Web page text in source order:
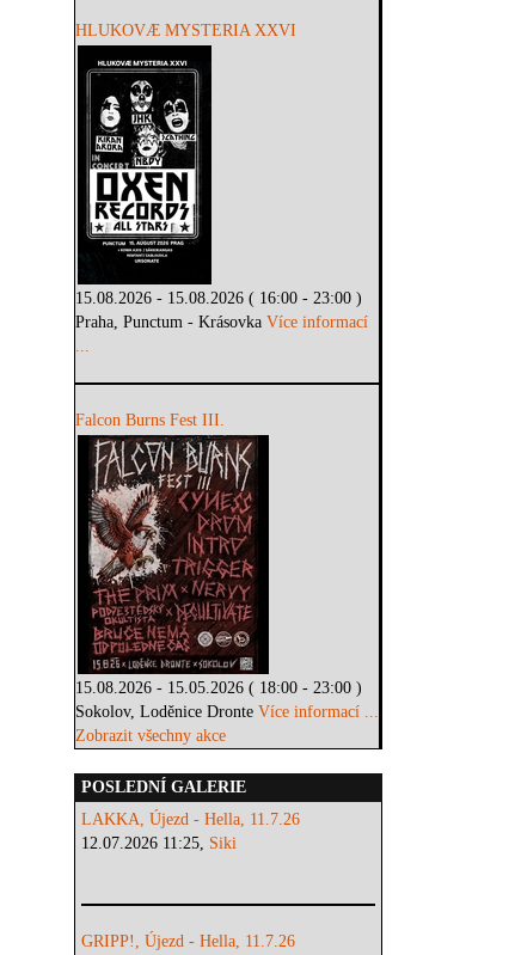
HLUKOVÆ MYSTERIA XXVI
15.08.2026 - 15.08.2026 ( 16:00 - 23:00 )
Praha, Punctum - KrásovkaVíce informací
...
Falcon Burns Fest III.
15.08.2026 - 15.05.2026 ( 18:00 - 23:00 )
Sokolov, Loděnice DronteVíce informací ...
Zobrazit všechny akce
POSLEDNÍ GALERIE
LAKKA, Újezd - Hella, 11.7.26
12.07.2026 11:25, Siki
GRIPP!, Újezd - Hella, 11.7.26